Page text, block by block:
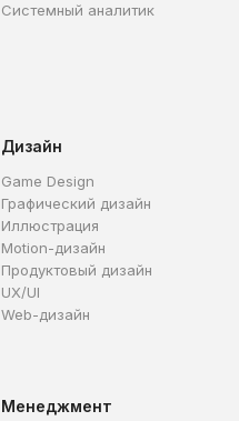
Системный аналитик
Дизайн
Game Design
Графический дизайн
Иллюстрация
Motion-дизайн
Продуктовый дизайн
UX/UI
Web-дизайн
Менеджмент